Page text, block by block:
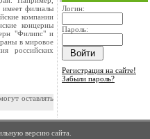
имеет филиалы
компании
концерны
"Филипс" и
в мировое
российских
оставлять
Логин:
Пароль:
Регистрация на сайте!
Забыли пароль?
версию сайта.